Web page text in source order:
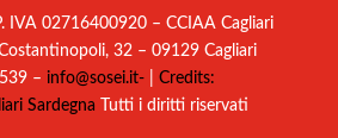
IVA 02716400920 – CCIAA Cagliari
32 – 09129 Cagliari
– info@sosei.it-|
Credits:
Sardegna Tutti i diritti riservati